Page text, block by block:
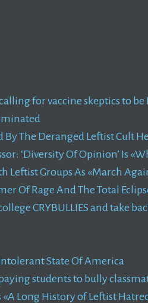
for vaccine skeptics to be
The Deranged Leftist Cult
‘Diversity Of Opinion’ Is
Leftist Groups As «March
Of Rage And The Total
CRYBULLIES and take
State Of America
students to bully
Long History of Leftist